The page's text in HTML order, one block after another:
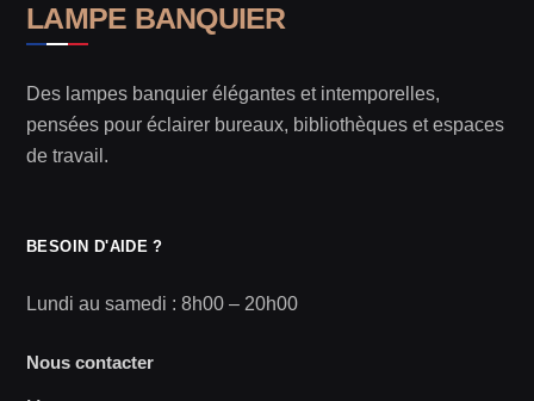
LAMPE BANQUIER
Des lampes banquier élégantes et intemporelles,
pensées pour éclairer bureaux, bibliothèques et espaces
de travail.
BESOIN D'AIDE ?
Lundi au samedi : 8h00 – 20h00
Nous contacter